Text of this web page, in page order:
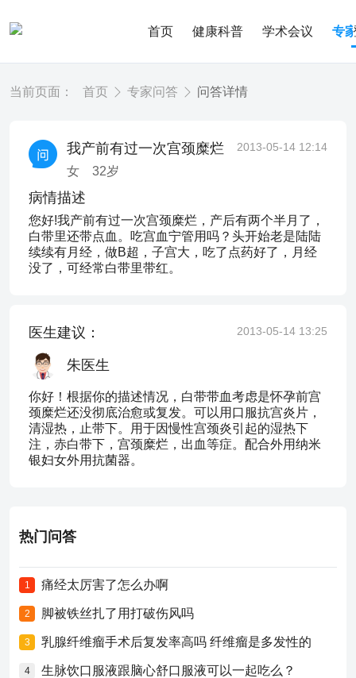
首页 健康科普 学术会议 专
当前页面： 首页 专家问答 问答详情
我产前有过一次宫颈糜烂
女 32岁
2013-05-14 12:14
病情描述
您好!我产前有过一次宫颈糜烂，产后有两个半月了，
白带里还带点血。吃宫血宁管用吗？头开始老是陆陆
续续有月经，做B超，子宫大，吃了点药好了，月经
没了，可经常白带里带红。
医生建议： 2013-05-14 13:25
朱医生
你好！根据你的描述情况，白带带血考虑是怀孕前宫
颈糜烂还没彻底治愈或复发。可以用口服抗宫炎片，
清湿热，止带下。用于因慢性宫颈炎引起的湿热下
注，赤白带下，宫颈糜烂，出血等症。配合外用纳米
银妇女外用抗菌器。
热门问答
1 痛经太厉害了怎么办啊
2 脚被铁丝扎了用打破伤风吗
3 乳腺纤维瘤手术后复发率高吗 纤维瘤是多发性的
4 生脉饮口服液跟脑心舒口服液可以一起吃么？